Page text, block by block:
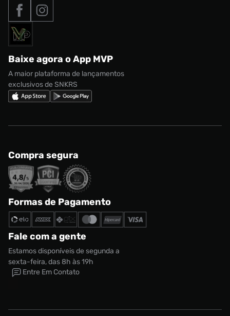
Roupas
Acessórios
Marcas
Nike Air Max
adidas Adi2000
adidas Campus
Nike Shox
Nossas lojas
Termos de uso
Política de privacidade
Regulamento CRM/ CASHBACK
Regulamento Cupom
Tipos de entrega
Formas de Pagamento
Solicite seus dados
Baixe agora o App MVP
A maior plataforma de lançamentos
exclusivos de SNKRS
Compra segura
Formas de Pagamento
Fale com a gente
Estamos disponíveis de segunda a
sexta-feira, das 8h às 19h
Entre Em Contato